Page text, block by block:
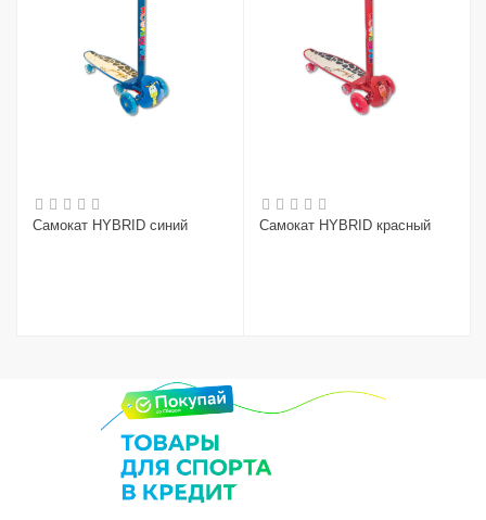
Самокат HYBRID синий Самокат HYBRID красный